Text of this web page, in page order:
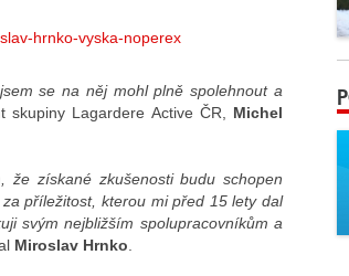
se na něj mohl plně spolehnout a
skupiny Lagardere Active ČR, Michel
získané zkušenosti budu schopen
příležitost, kterou mi před 15 lety dal
svým nejbližším spolupracovníkům a
Miroslav Hrnko